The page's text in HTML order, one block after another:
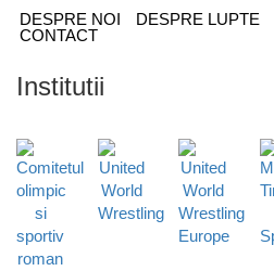
DESPRE NOI DESPRE LUPTE
CONTACT
Institutii